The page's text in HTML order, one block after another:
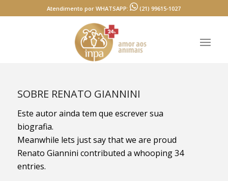
Atendimento por WHATSAPP: (21) 99615-1027
SOBRE RENATO GIANNINI
Este autor ainda tem que escrever sua
biografia.
Meanwhile lets just say that we are proud
Renato Giannini contributed a whooping 34
entries.